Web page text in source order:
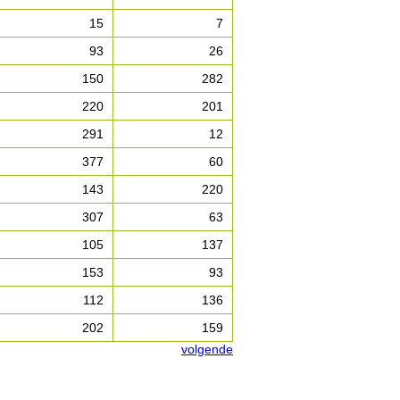
15
7
93
26
150
282
220
201
291
12
377
60
143
220
307
63
105
137
153
93
112
136
202
159
volgende